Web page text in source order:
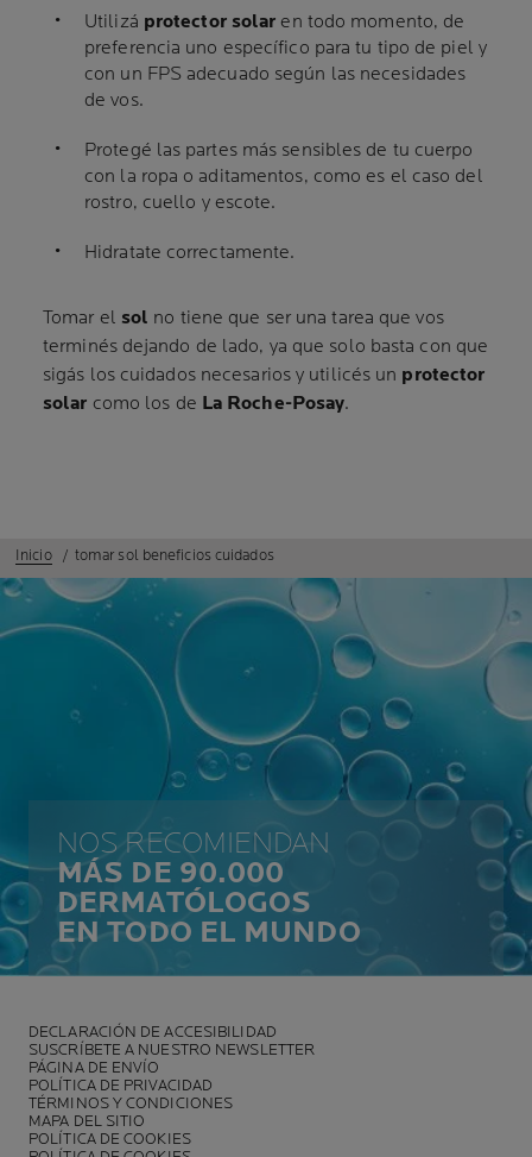
Utilizá protector solar en todo momento, de
preferencia uno específico para tu tipo de piel y
con un FPS adecuado según las necesidades
de vos.
Protegé las partes más sensibles de tu cuerpo
con la ropa o aditamentos, como es el caso del
rostro, cuello y escote.
Hidratate correctamente.
Tomar el sol no tiene que ser una tarea que vos
terminés dejando de lado, ya que solo basta con que
sigás los cuidados necesarios y utilicés un protector
solar como los de La Roche-Posay.
Inicio tomar sol beneficios cuidados
NOS RECOMIENDAN
MÁS DE 90.000
DERMATÓLOGOS
EN TODO EL MUNDO
DECLARACIÓN DE ACCESIBILIDAD
SUSCRÍBETE A NUESTRO NEWSLETTER
PÁGINA DE ENVÍO
POLÍTICA DE PRIVACIDAD
TÉRMINOS Y CONDICIONES
MAPA DEL SITIO
POLÍTICA DE COOKIES